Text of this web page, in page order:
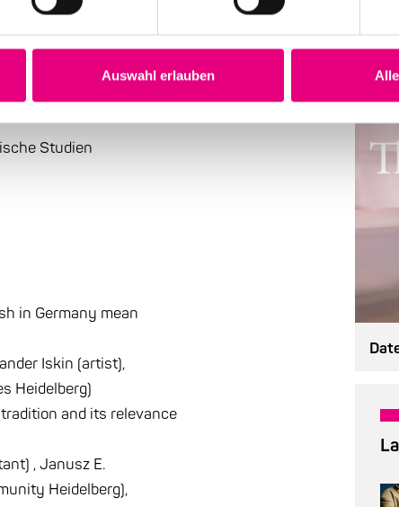
Auswahl erlauben
Studien
in Germany mean
Iskin (artist),
Heidelberg)
and its relevance
, Janusz E.
Heidelberg),